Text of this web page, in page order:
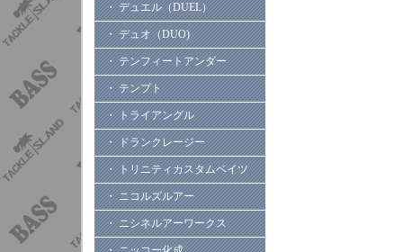
・ デュエル（DUEL）
・ デュオ（DUO)
・ テンフィートアンダー
・ テンプト
・ トライアングル
・ ドランクレージー
・ トリニティカスタムベイツ
・ ニコルズルアー
・ ニシネルアーワークス